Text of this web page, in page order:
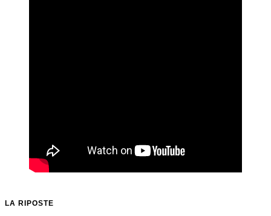
LA RIPOSTE